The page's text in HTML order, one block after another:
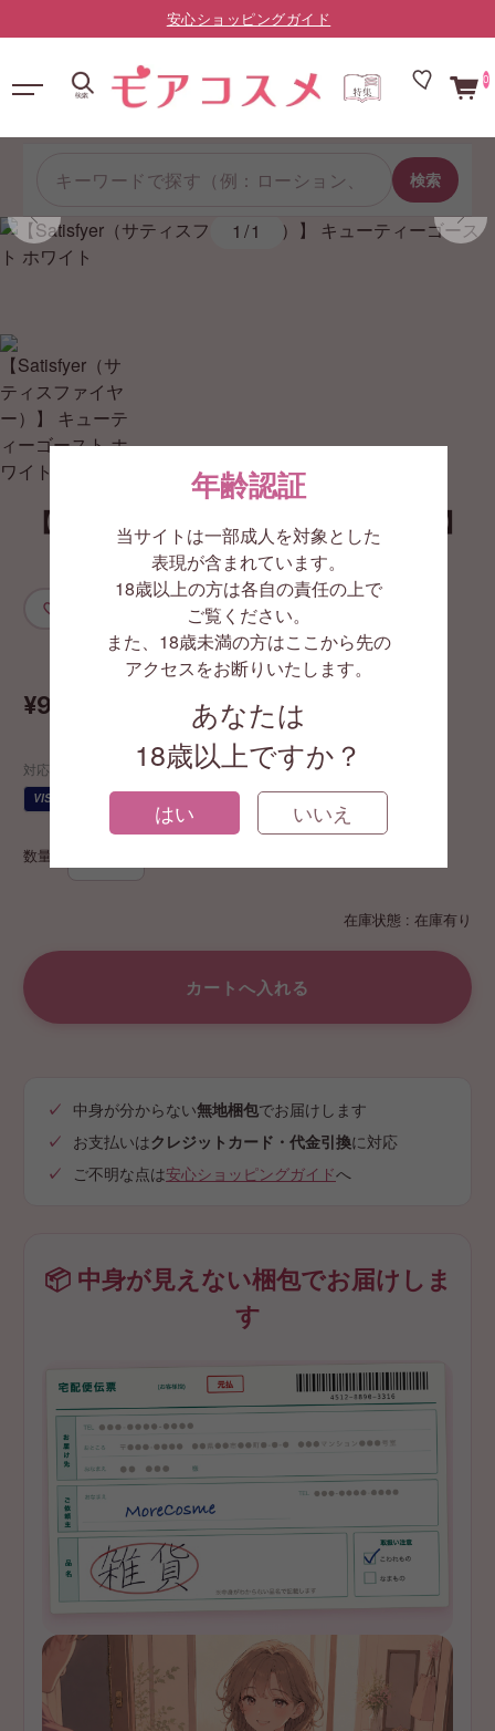
0
年齢認証
当サイトは一部成人を対象とした
表現が含まれています。
18歳以上の方は各自の責任の上で
ご覧ください。
また、18歳未満の方はここから先の
アクセスをお断りいたします。
あなたは
18歳以上ですか？
はい いいえ
検索
1/1
【Satisfyer（サティスファイヤー）】
キューティーゴースト ホワイト
GA3650
在庫状態 : 在庫有り
¥9,900
対応する支払い方法
VISA ¥ 代引
数量
中身が分からない無地梱包でお届けします
お支払いはクレジットカード・代金引換に対応
ご不明な点は安心ショッピングガイドへ
📦 中身が見えない梱包でお届けしま
す
LINE友だち限定：¥10,000以上で送料無料（登録はこちら）